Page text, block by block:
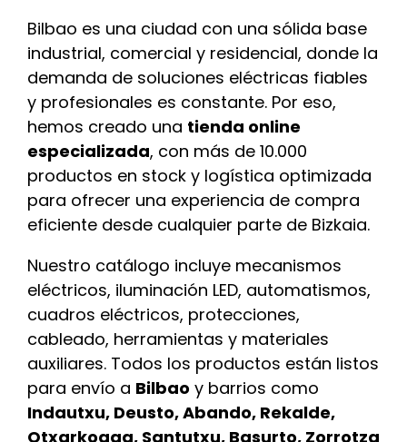
Bilbao es una ciudad con una sólida base
industrial, comercial y residencial, donde la
demanda de soluciones eléctricas fiables
y profesionales es constante. Por eso,
hemos creado una tienda online
especializada, con más de 10.000
productos en stock y logística optimizada
para ofrecer una experiencia de compra
eficiente desde cualquier parte de Bizkaia.
Nuestro catálogo incluye mecanismos
eléctricos, iluminación LED, automatismos,
cuadros eléctricos, protecciones,
cableado, herramientas y materiales
auxiliares. Todos los productos están listos
para envío a Bilbao y barrios como
Indautxu, Deusto, Abando, Rekalde,
Otxarkoaga, Santutxu, Basurto, Zorrotza